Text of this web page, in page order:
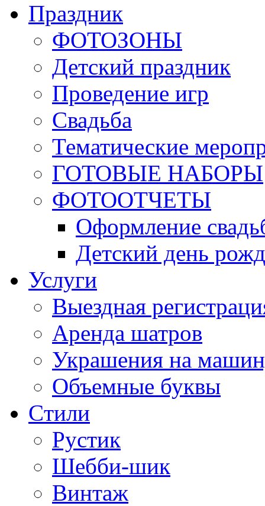
Праздник
ФОТОЗОНЫ
Детский праздник
Проведение игр
Свадьба
Тематические
ГОТОВЫЕ НАБОРЫ
ФОТООТЧЕТЫ
Оформление
Детский день
Услуги
Выездная
Аренда шатров
Украшения на
Объемные буквы
Cтили
Рустик
Шебби-шик
Винтаж